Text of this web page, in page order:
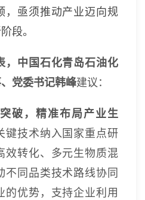
，亟须推动产业迈向规
段。
，中国石化青岛石油化
党委书记韩峰建议：
破，精准布局产业生
键技术纳入国家重点研
效转化、多元生物质混
不同品类技术路线协同
的优势，支持企业利用